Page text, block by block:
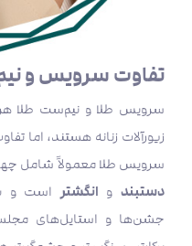
تفاوت سرویس و
سرویس طلا و نیم‌ست طلا
زیورآلات زنانه هستند، اما
سرویس طلا معمولاً شامل
دستبند و انگشتر است و
جشن‌ها و استایل‌های